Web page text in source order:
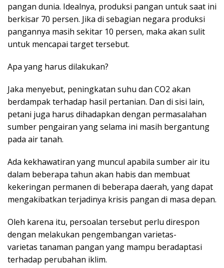
pangan dunia. Idealnya, produksi pangan untuk saat ini
berkisar 70 persen. Jika di sebagian negara produksi
pangannya masih sekitar 10 persen, maka akan sulit
untuk mencapai target tersebut.
Apa yang harus dilakukan?
Jaka menyebut, peningkatan suhu dan CO2 akan
berdampak terhadap hasil pertanian. Dan di sisi lain,
petani juga harus dihadapkan dengan permasalahan
sumber pengairan yang selama ini masih bergantung
pada air tanah.
Ada kekhawatiran yang muncul apabila sumber air itu
dalam beberapa tahun akan habis dan membuat
kekeringan permanen di beberapa daerah, yang dapat
mengakibatkan terjadinya krisis pangan di masa depan.
Oleh karena itu, persoalan tersebut perlu direspon
dengan melakukan pengembangan varietas-
varietas tanaman pangan yang mampu beradaptasi
terhadap perubahan iklim.